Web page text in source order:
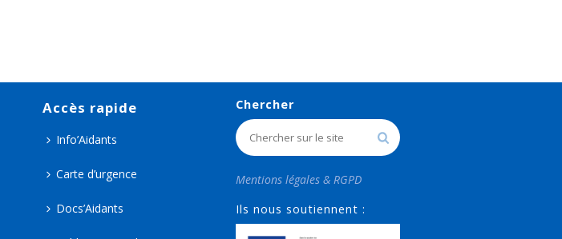
Accès rapide
Info’Aidants
Carte d’urgence
Docs’Aidants
Chercher
Mentions légales & RGPD
Ils nous soutiennent :